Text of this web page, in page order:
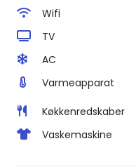
Wifi
TV
AC
Varmeapparat
Køkkenredskaber
Vaskemaskine